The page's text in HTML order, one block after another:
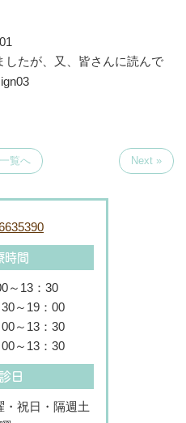
たが、又、皆さんに読んで
一覧へ Next »
時間
～13：30
～19：00
～13：30
～13：30
日
・祝日・隔週土